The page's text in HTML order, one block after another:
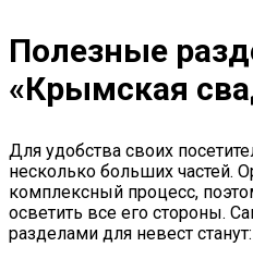
Полезные
«Крымская
Для удобства своих
несколько больших частей.
комплексный процесс,
осветить все его стороны.
разделами для невест станут: